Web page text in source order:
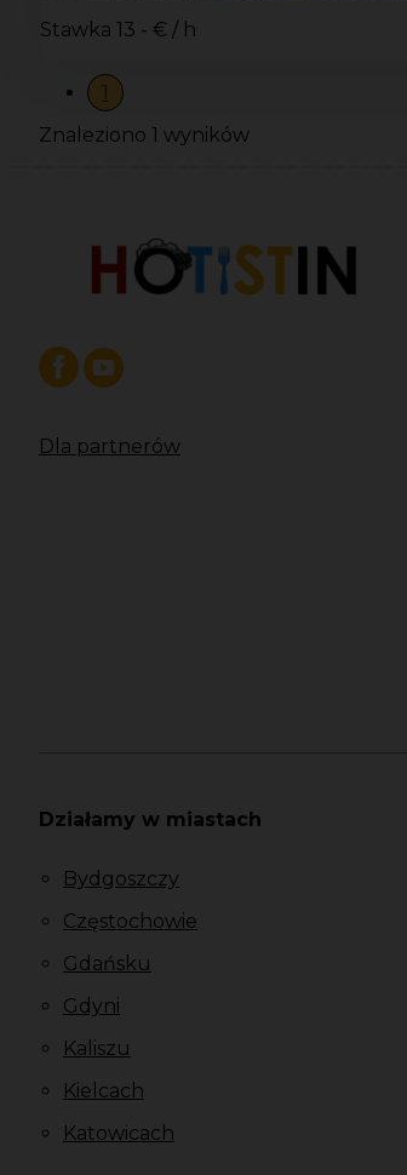
Stawka 13 - € / h
1
Znaleziono 1 wyników
Dla partnerów
Działamy w miastach
Bydgoszczy
Częstochowie
Gdańsku
Gdyni
Kaliszu
Kielcach
Katowicach